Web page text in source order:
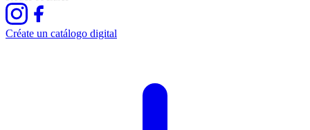
Créate un catálogo digital